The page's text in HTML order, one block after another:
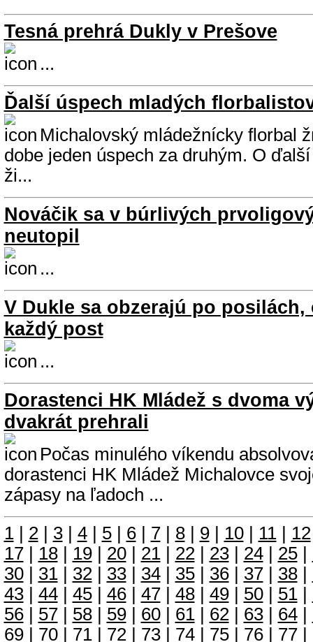
Tesná prehrá Dukly v Prešove
...
Ďalší úspech mladých
Michalovský mládežnícky florbal
dobe jeden úspech za druhým. O
ži...
Nováčik sa v búrlivých
neutopil
...
V Dukle sa obzerajú po
každý post
...
Dorastenci HK Mládež s dvoma
dvakrát prehrali
Počas minulého víkendu
dorastenci HK Mládež Michalovce
zápasy na ľadoch ...
1| 2| 3| 4| 5| 6| 7| 8| 9| 10| 11| 12
17| 18| 19| 20| 21| 22| 23| 24| 25|
30| 31| 32| 33| 34| 35| 36| 37| 38|
43| 44| 45| 46| 47| 48| 49| 50| 51|
56| 57| 58| 59| 60| 61| 62| 63| 64|
69| 70| 71| 72| 73| 74| 75| 76| 77|